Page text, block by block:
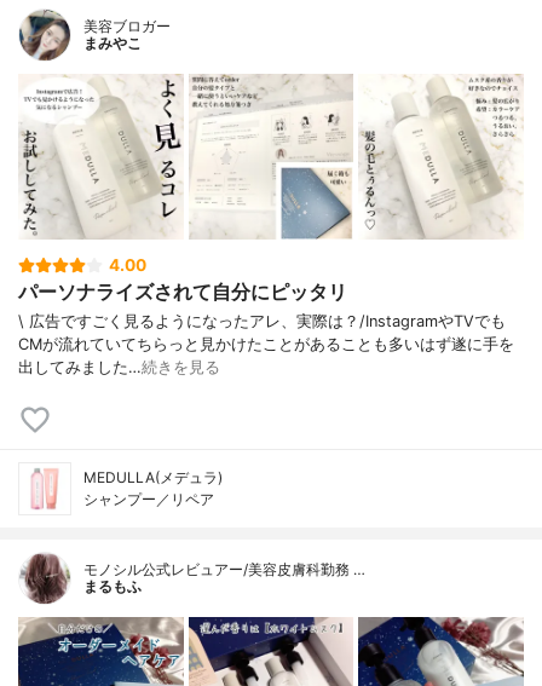
美容ブロガー
まみやこ
4.00
パーソナライズされて自分にピッタリ
\ 広告ですごく見るようになったアレ、実際は？/⁡InstagramやTVでも
CMが流れていてちらっと見かけたことがあることも多いはず⁡遂に手を
出してみました⁡…続きを見る
MEDULLA(メデュラ)
シャンプー／リペア
モノシル公式レビュアー/美容皮膚科勤務 …
まるもふ